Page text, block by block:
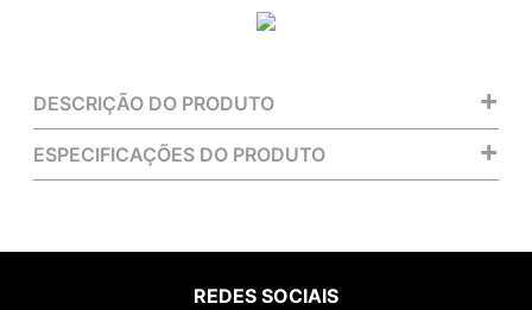
DESCRIÇÃO DO PRODUTO +
ESPECIFICAÇÕES DO PRODUTO +
REDES SOCIAIS